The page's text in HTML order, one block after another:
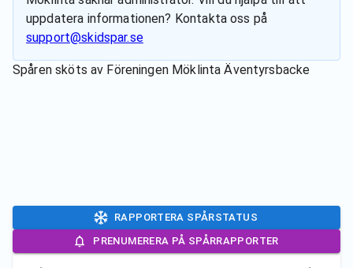
uppdatera informationen? Kontakta oss på
support@skidspar.se
Spåren sköts av Föreningen Möklinta Äventyrsbacke
RAPPORTERA SPÅRSTATUS
PRENUMERERA PÅ SPÅRRAPPORTER